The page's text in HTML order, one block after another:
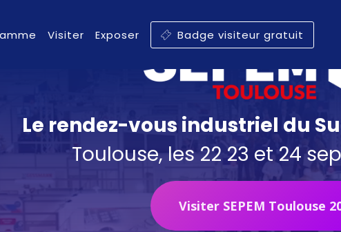
Visiter Exposer Badge visiteur gratuit
Le rendez-vous industriel du
Toulouse, les 22 23 et 24
Visiter SEPEM Toulouse